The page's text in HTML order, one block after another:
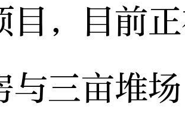
目，目前
与三亩堆